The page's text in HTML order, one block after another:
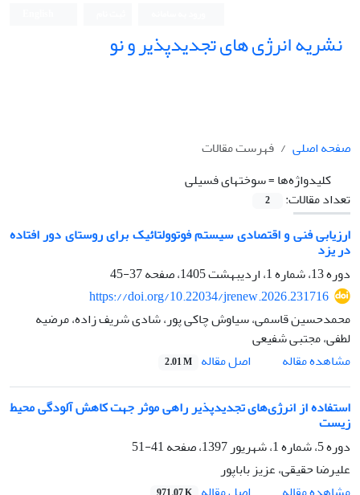
نشریه انرژی های تجدیدپذیر و نو
صفحه اصلی
فهرست مقالات
کلیدواژه‌ها =سوختهای فسیلی
تعداد مقالات:
2
ارزیابی فنی و اقتصادی سیستم فوتوولتائیک برای روستای دور افتاده
در یزد
دوره 13، شماره 1، اردیبهشت 1405، صفحه
37-45
https://doi.org/10.22034/jrenew.2026.231716
محمدحسین قاسمی، سیاوش چاکی پور، شادی شریف زاده، مرضیه
لطفی، مجتبی شفیعی
مشاهده مقاله
اصل مقاله 2.01 M
استفاده از انرژی‌های تجدیدپذیر راهی موثر جهت کاهش آلودگی محیط
زیست
دوره 5، شماره 1، شهریور 1397، صفحه
41-51
علیرضا حقیقی، عزیز باباپور